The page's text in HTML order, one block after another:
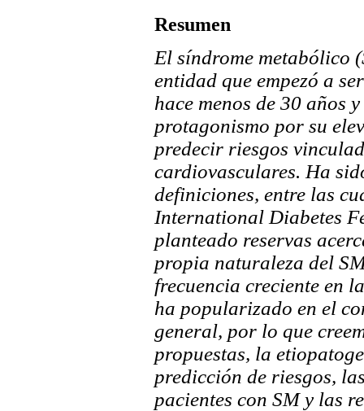
Resumen
El síndrome metabólico
entidad que empezó a
hace menos de 30 años
protagonismo por su
predecir riesgos
cardiovasculares. Ha
definiciones, entre las
International Diabetes
planteado reservas
propia naturaleza del
frecuencia creciente en
ha popularizado en el
general, por lo que
propuestas, la
predicción de riesgos,
pacientes con SM y las